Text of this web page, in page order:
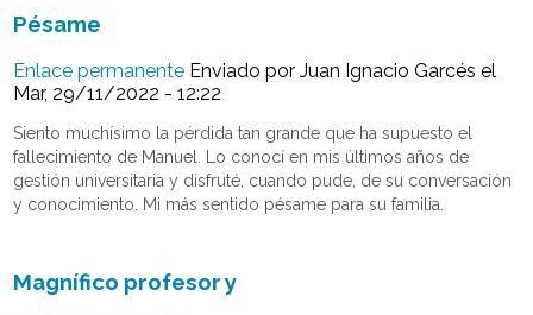
Pésame
Enlace permanente Enviado porJuan Ignacio Garcés el
Mar, 29/11/2022 - 12:22
Siento muchísimo la pérdida tan grande que ha supuesto el
fallecimiento de Manuel. Lo conocí en mis últimos años de
gestión universitaria y disfruté, cuando pude, de su conversación
y conocimiento. Mi más sentido pésame para su familia.
Magnífico profesor y